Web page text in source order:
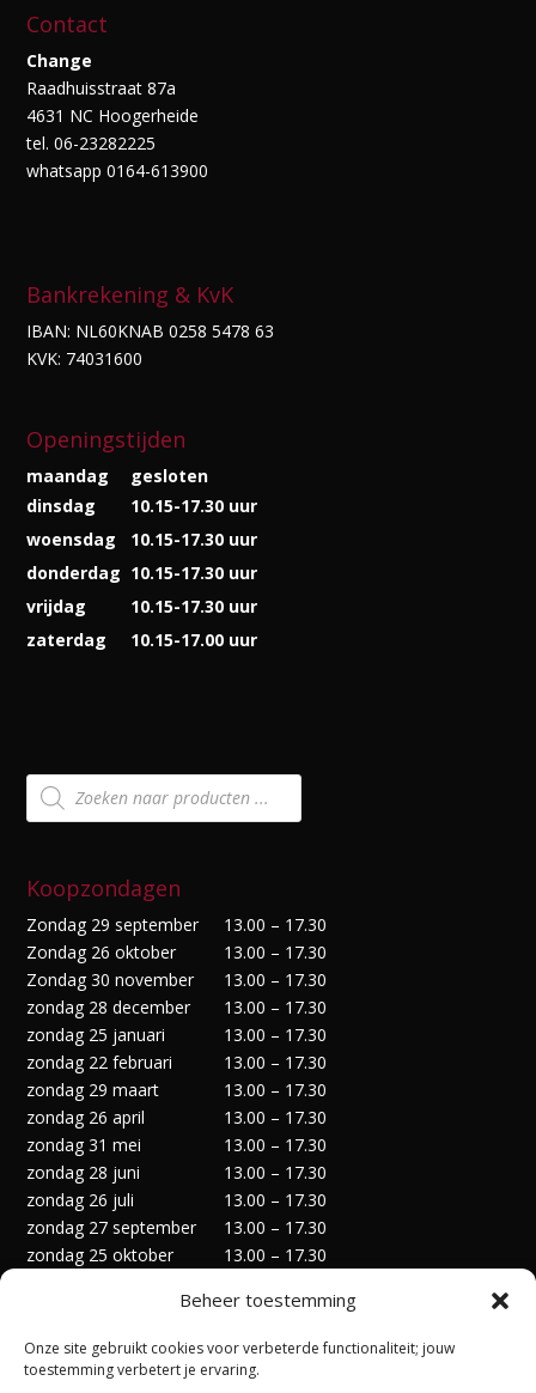
Beheer toestemming
Onze site gebruikt cookies voor verbeterde functionaliteit; jouw
toestemming verbetert je ervaring.
Contact
Change
Raadhuisstraat 87a
4631 NC Hoogerheide
tel. 06-23282225
whatsapp 0164-613900
Bankrekening & KvK
IBAN: NL60KNAB 0258 5478 63
KVK: 74031600
Openingstijden
maandag
gesloten
dinsdag
10.15-17.30 uur
woensdag
10.15-17.30 uur
donderdag 10.15-17.30 uur
vrijdag
10.15-17.30 uur
zaterdag
10.15-17.00 uur
Producten
zoeken
Koopzondagen
Zondag 29 september
13.00 – 17.30
Zondag 26 oktober
13.00 – 17.30
Zondag 30 november
13.00 – 17.30
zondag 28 december
13.00 – 17.30
zondag 25 januari
13.00 – 17.30
zondag 22 februari
13.00 – 17.30
zondag 29 maart
13.00 – 17.30
zondag 26 april
13.00 – 17.30
zondag 31 mei
13.00 – 17.30
zondag 28 juni
13.00 – 17.30
zondag 26 juli
13.00 – 17.30
zondag 27 september
13.00 – 17.30
zondag 25 oktober
13.00 – 17.30
zondag 27 december
13.00 – 17.30